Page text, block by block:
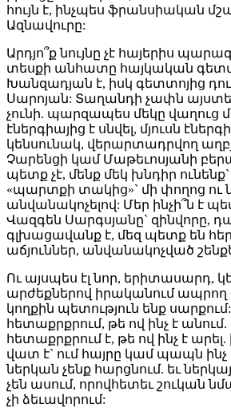
հույն է, ինչպես ֆրանսիական
Ազնավուրը:
Արդյո՞ք նույնը չէ հայերիս
տեսքի անհատը հայկական
Խանզադյան է, իսկ գետտոյից
Սարոյան: Տաղանդի չափն
չունի. պարզապես մեկը վաղուց
էներգիայից է սնվել, մյուսն
կենսունակ, վերարտադրվող
Չարենցի կամ Մաթեւոսյանի
պետք չէ, մենք մեկ խնդիր
«պարտքի տակից»` մի փողոց ու
անվանակոչելով: Մեր ինչի՞ն է
Վազգեն Սարգսյանը` զինվորը,
գլխացավանք է, մեզ պետք են
աճյուններ, անվանակոչված
Ու այսպես էլ նոր, երիտասարդ,
արժեքներով իրականում ապրող
կողքին պետություն ենք
հետաքրքրում, թե ով ինչ է անում.
հետաքրքրում է, թե ով ինչ է արել.
վատ է` ում հայրը կամ պապն ինչ
ներկան չենք հարցնում. եւ
չեն ասում, որովհետեւ շուկան
չի ձեւավորում: